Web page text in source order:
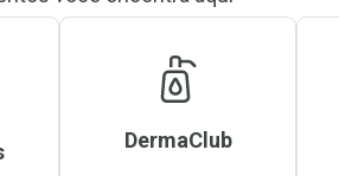
DermaClub